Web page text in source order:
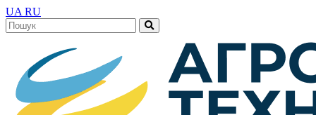
UA RU